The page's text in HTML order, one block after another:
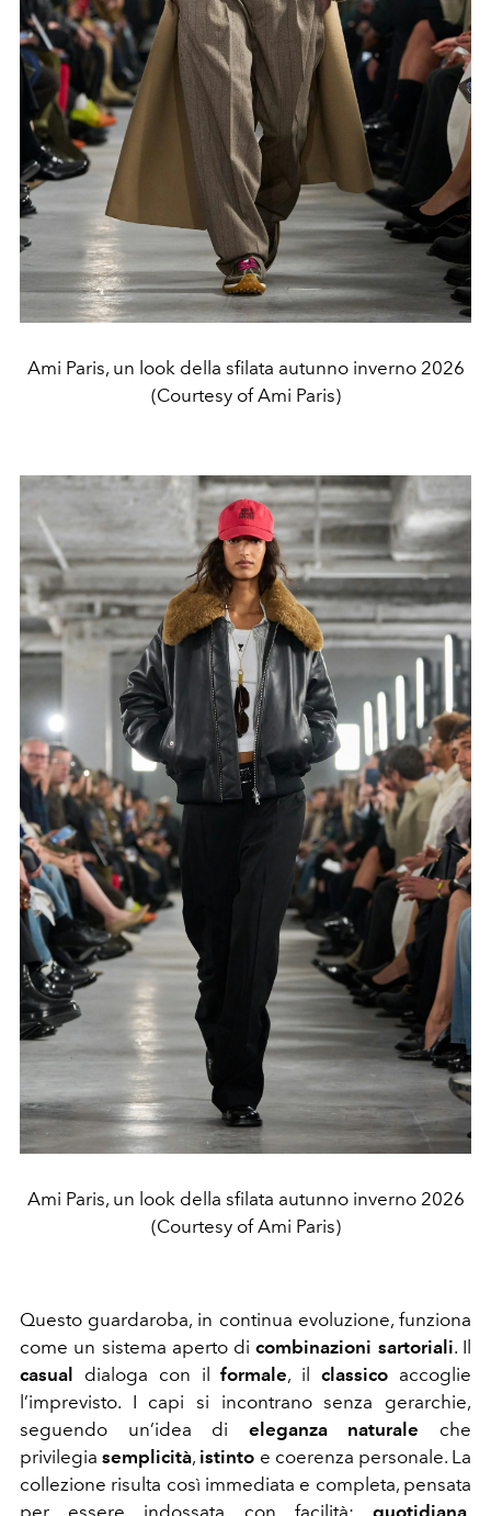
Ami Paris, un look della sfilata autunno inverno 2026
(Courtesy of Ami Paris)
Ami Paris, un look della sfilata autunno inverno 2026
(Courtesy of Ami Paris)
Questo guardaroba, in continua evoluzione, funziona
come un sistema aperto dicombinazioni sartoriali. Il
casual
dialoga con ilformale, ilclassico accoglie
l’imprevisto. I capi si incontrano senza gerarchie,
seguendo un’idea di eleganza naturale che
privilegiasemplicità, istinto e coerenza personale. La
collezione risulta così immediata e completa, pensata